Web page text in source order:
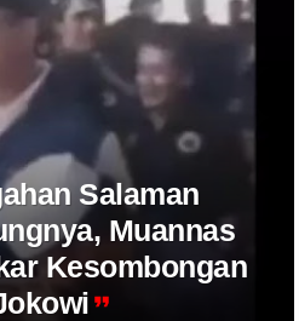
Salaman
Muannas
Kesombongan